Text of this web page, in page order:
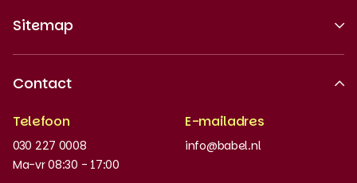
Sitemap
Nieuws en updates
Contact
Telefoon
030 227 0008
Ma-vr 08:30 - 17:00
E-mailadres
info@babel.nl